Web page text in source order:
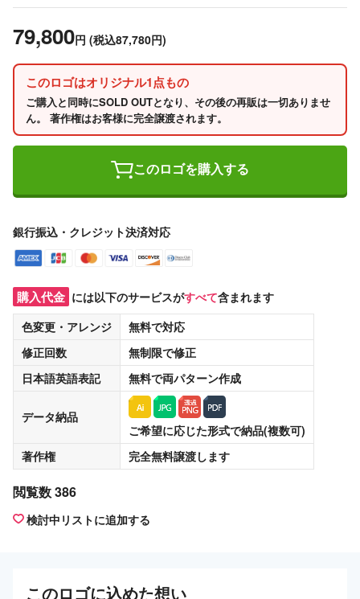
79,800円 (税込87,780円)
このロゴはオリジナル1点もの
ご購入と同時にSOLD OUTとなり、その後の再販は一切ありませ
ん。 著作権はお客様に完全譲渡されます。
このロゴを購入する
銀行振込・クレジット決済対応
購入代金 には以下のサービスがすべて含まれます
色変更・アレンジ
無料で対応
修正回数
無制限で修正
日本語英語表記
無料で両パターン作成
データ納品
ご希望に応じた形式で納品(複数可)
著作権
完全無料譲渡します
閲覧数 386
検討中リストに追加する
このロゴに込めた想い